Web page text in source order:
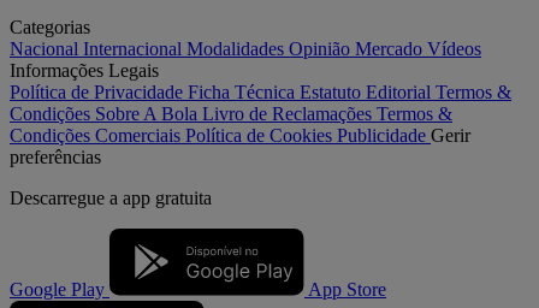
Categorias
Nacional Internacional Modalidades Opinião Mercado Vídeos
Informações Legais
Política de Privacidade Ficha Técnica Estatuto Editorial Termos &
Condições Sobre A Bola Livro de Reclamações Termos &
Condições Comerciais Política de Cookies Publicidade Gerir
preferências
Descarregue a app gratuita
Google Play App Store